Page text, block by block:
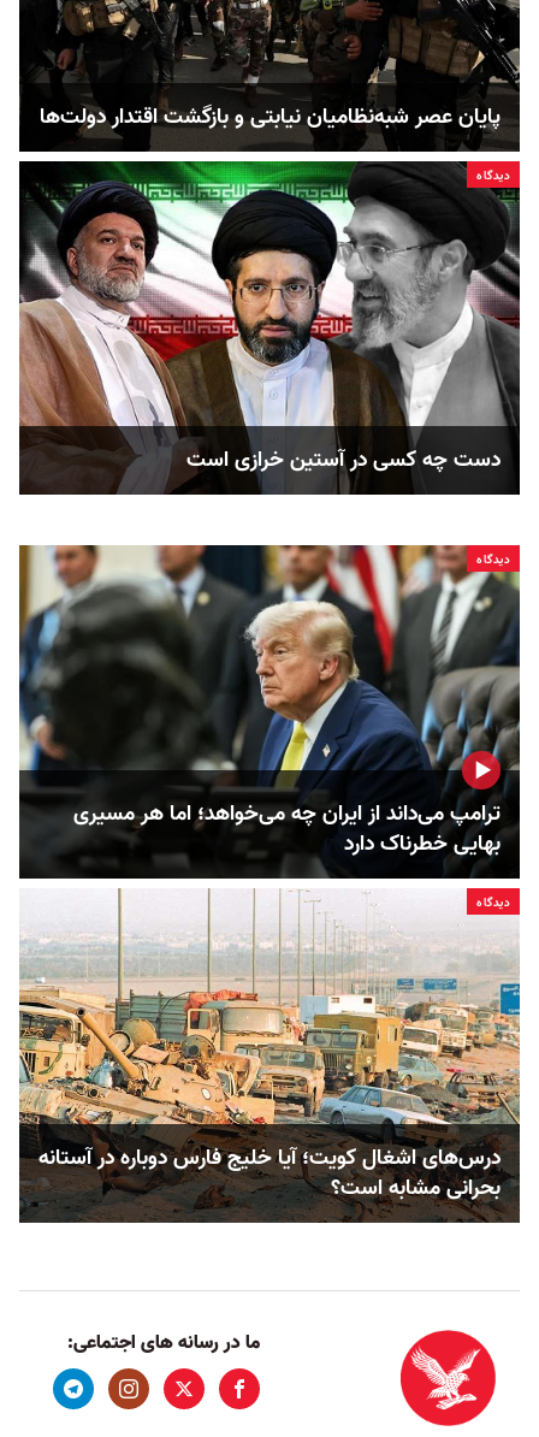
پایان عصر شبه‌نظامیان نیابتی و بازگشت اقتدار دولت‌ها
دیدگاه
دست چه کسی در آستین خرازی است
دیدگاه
ترامپ می‌داند از ایران چه می‌خواهد؛ اما هر مسیری
بهایی خطرناک دارد
دیدگاه
درس‌های اشغال کویت؛ آیا خلیج فارس دوباره در آستانه
بحرانی مشابه است؟
ما در رسانه های اجتماعی: